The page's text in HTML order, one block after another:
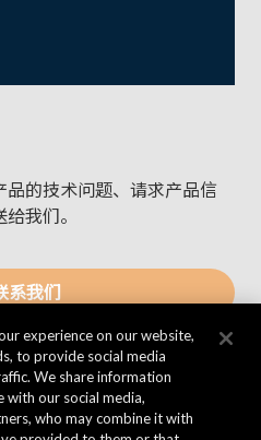
的技术问题、请求产品信
我们。
系我们
experience on our website,
to provide social media
We share information
with our social media,
who may combine it with